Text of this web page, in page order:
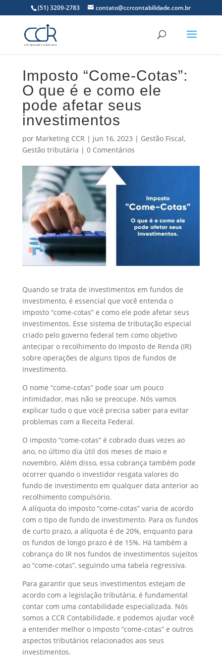
(51) 3209-2783 contato@ccrcontabilidade.com.br
Imposto “Come-Cotas”:
O que é e como ele
pode afetar seus
investimentos
por Marketing CCR | jun 16, 2023 | Gestão Fiscal,
Gestão tributária | 0 Comentários
Quando se trata de investimentos em fundos de
investimento, é essencial que você entenda o
imposto “come-cotas” e como ele pode afetar seus
investimentos. Esse sistema de tributação especial
criado pelo governo federal tem como objetivo
antecipar o recolhimento do Imposto de Renda (IR)
sobre operações de alguns tipos de fundos de
investimento.
O nome “come-cotas” pode soar um pouco
intimidador, mas não se preocupe. Nós vamos
explicar tudo o que você precisa saber para evitar
problemas com a Receita Federal.
O imposto “come-cotas” é cobrado duas vezes ao
ano, no último dia útil dos meses de maio e
novembro. Além disso, essa cobrança também pode
ocorrer quando o investidor resgata valores do
fundo de investimento em qualquer data anterior ao
recolhimento compulsório.
A alíquota do imposto “come-cotas” varia de acordo
com o tipo de fundo de investimento. Para os fundos
de curto prazo, a alíquota é de 20%, enquanto para
os fundos de longo prazo é de 15%. Há também a
cobrança do IR nos fundos de investimentos sujeitos
ao “come-cotas”, seguindo uma tabela regressiva.
Para garantir que seus investimentos estejam de
acordo com a legislação tributária, é fundamental
contar com uma contabilidade especializada. Nós
somos a CCR Contabilidade, e podemos ajudar você
a entender melhor o imposto “come-cotas” e outros
aspectos tributários relacionados aos seus
investimentos.